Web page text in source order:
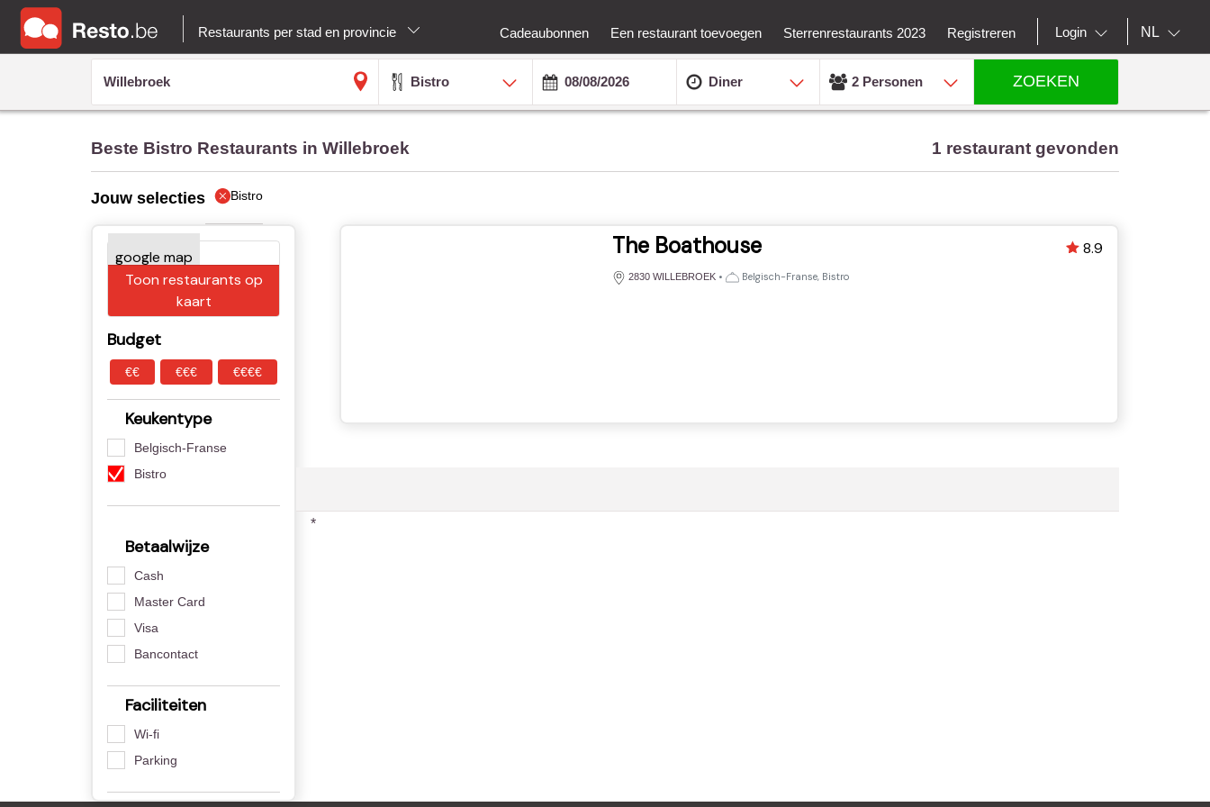
Restaurants per stad en provincie Cadeaubonnen Een restaurant toevoegen Sterrenrestaurants 2023 Registreren Login NL
Bistro Diner 2 Personen ZOEKEN
Beste Bistro Restaurants in Willebroek 1 restaurant gevonden
Jouw selecties Bistro
Toon restaurants op
kaart
Budget
€€ €€€ €€€€
Keukentype
Belgisch-Franse
Bistro
Betaalwijze
Cash
Master Card
Visa
Bancontact
Faciliteiten
Wi-fi
Parking
The Boathouse
2830 WILLEBROEK • Belgisch-Franse, Bistro
8.9
*